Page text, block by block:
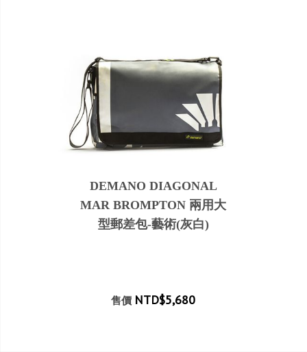
DEMANO DIAGONAL
MAR BROMPTON 兩用大
型郵差包-藝術(灰白)
售價 NTD$5,680